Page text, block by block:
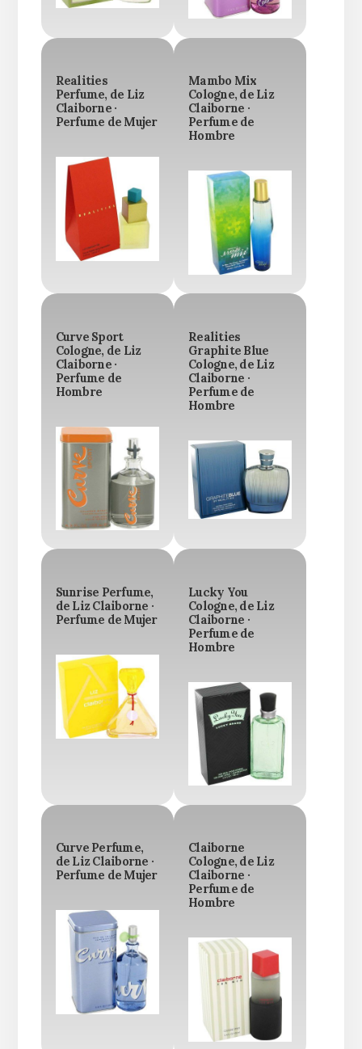
Realities
Perfume, de Liz
Claiborne ·
Perfume de Mujer
Mambo Mix
Cologne, de Liz
Claiborne ·
Perfume de
Hombre
Curve Sport
Cologne, de Liz
Claiborne ·
Perfume de
Hombre
Realities
Graphite Blue
Cologne, de Liz
Claiborne ·
Perfume de
Hombre
Sunrise Perfume,
de Liz Claiborne ·
Perfume de Mujer
Lucky You
Cologne, de Liz
Claiborne ·
Perfume de
Hombre
Curve Perfume,
de Liz Claiborne ·
Perfume de Mujer
Claiborne
Cologne, de Liz
Claiborne ·
Perfume de
Hombre